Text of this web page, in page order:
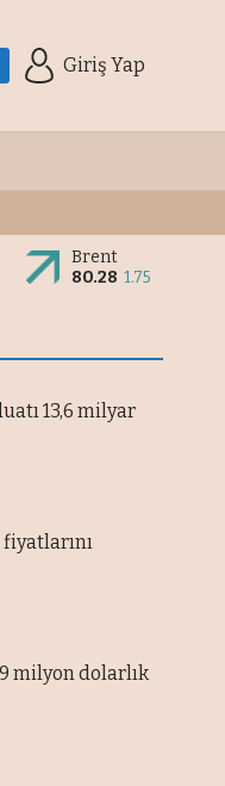
Giriş Yap
Brent
80.28 1.75
13,6 milyar
fiyatlarını
milyon dolarlık